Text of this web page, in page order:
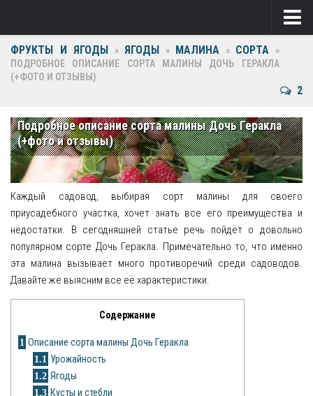
Ягоды
Виноград
Крыжовник
Малина
Фрукты
Груша
Ежевика
Слива
Яблоня
Овощи
ФРУКТЫ И ЯГОДЫ » ЯГОДЫ » МАЛИНА » СОРТА »
ПОДРОБНОЕ ОПИСАНИЕ СОРТА МАЛИНЫ ДОЧЬ ГЕРАКЛА
(+ФОТО И ОТЗЫВЫ)
2
Подробное описание сорта малины Дочь Геракла
(+фото и отзывы)
Каждый садовод, выбирая сорт малины для своего
приусадебного участка, хочет знать все его преимущества и
недостатки. В сегодняшней статье речь пойдёт о довольно
популярном сорте Дочь Геракла. Примечательно то, что именно
эта малина вызывает много противоречий среди садоводов.
Давайте же выясним все её характеристики.
Содержание
1 Описание сорта малины Дочь Геракла
1.1 Урожайность
1.2 Ягоды
1.3 Кусты и стебли